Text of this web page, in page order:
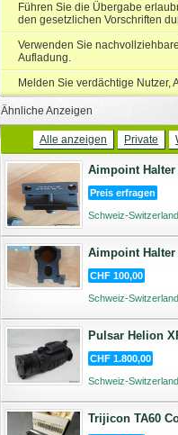
Führen Sie die Übergabe
den gesetzlichen Vorschriften
Verwenden Sie
Aufladung.
Melden Sie verdächtige Nutzer,
Ähnliche Anzeigen
Alle anzeigen Private
Aimpoint Halter
Preis erfragen
Schweiz-Switzerland
Aimpoint Halter
CHF 100,00
Schweiz-Switzerland
Pulsar Helion
CHF 1.800,00
Schweiz-Switzerland
Trijicon TA60